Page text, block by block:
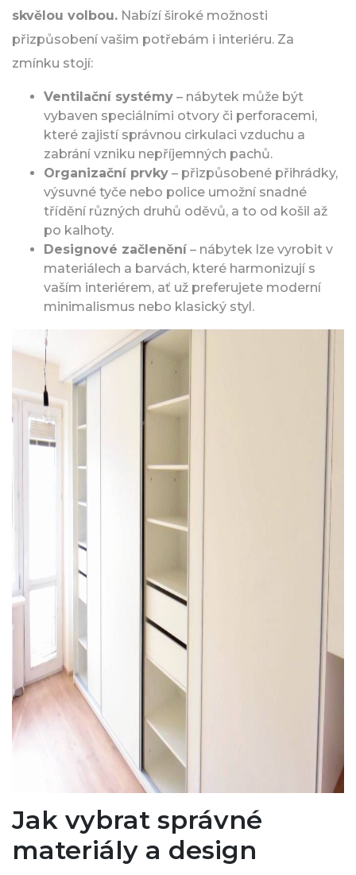
skvělou volbou. Nabízí široké možnosti
přizpůsobení vašim potřebám i interiéru. Za
zmínku stojí:
Ventilační systémy – nábytek může být
vybaven speciálními otvory či perforacemi,
které zajistí správnou cirkulaci vzduchu a
zabrání vzniku nepříjemných pachů.
Organizační prvky – přizpůsobené přihrádky,
výsuvné tyče nebo police umožní snadné
třídění různých druhů oděvů, a to od košil až
po kalhoty.
Designové začlenění – nábytek lze vyrobit v
materiálech a barvách, které harmonizují s
vaším interiérem, ať už preferujete moderní
minimalismus nebo klasický styl.
Jak vybrat správné
materiály a design